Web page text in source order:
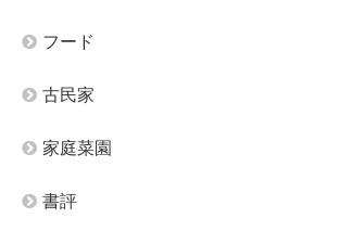
フード
古民家
家庭菜園
書評